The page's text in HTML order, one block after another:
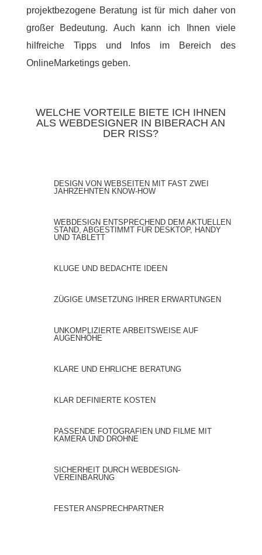
projektbezogene Beratung ist für mich daher von
großer Bedeutung. Auch kann ich Ihnen viele
hilfreiche Tipps und Infos im Bereich des
OnlineMarketings geben.
WELCHE VORTEILE BIETE ICH IHNEN
ALS WEBDESIGNER IN BIBERACH AN
DER RISS?
DESIGN VON WEBSEITEN MIT FAST ZWEI
JAHRZEHNTEN KNOW-HOW
WEBDESIGN ENTSPRECHEND DEM AKTUELLEN
STAND, ABGESTIMMT FÜR DESKTOP, HANDY
UND TABLETT
KLUGE UND BEDACHTE IDEEN
ZÜGIGE UMSETZUNG IHRER ERWARTUNGEN
UNKOMPLIZIERTE ARBEITSWEISE AUF
AUGENHÖHE
KLARE UND EHRLICHE BERATUNG
KLAR DEFINIERTE KOSTEN
PASSENDE FOTOGRAFIEN UND FILME MIT
KAMERA UND DROHNE
SICHERHEIT DURCH WEBDESIGN-
VEREINBARUNG
FESTER ANSPRECHPARTNER